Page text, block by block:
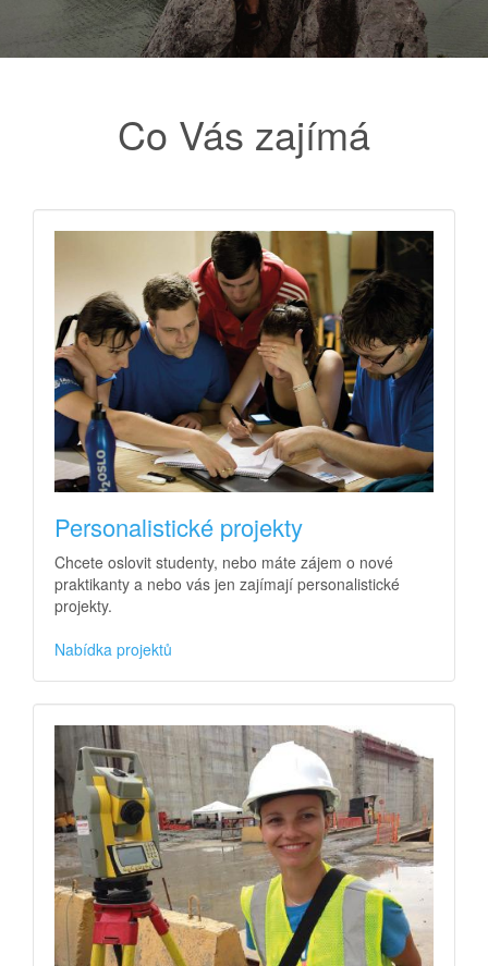
Co Vás zajímá
Personalistické projekty
Chcete oslovit studenty, nebo máte zájem o nové
praktikanty a nebo vás jen zajímají personalistické
projekty.
Nabídka projektů